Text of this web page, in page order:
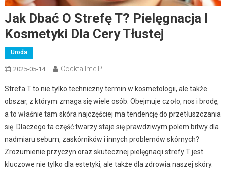
Jak Dbać O Strefę T? Pielęgnacja I
Kosmetyki Dla Cery Tłustej
Uroda
2025-05-14 Cocktailme.pl
Strefa T to nie tylko techniczny termin w kosmetologii, ale także
obszar, z którym zmaga się wiele osób. Obejmuje czoło, nos i brodę,
a to właśnie tam skóra najczęściej ma tendencję do przetłuszczania
się. Dlaczego ta część twarzy staje się prawdziwym polem bitwy dla
nadmiaru sebum, zaskórników i innych problemów skórnych?
Zrozumienie przyczyn oraz skutecznej pielęgnacji strefy T jest
kluczowe nie tylko dla estetyki, ale także dla zdrowia naszej skóry.